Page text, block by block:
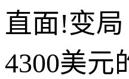
直面!变
4300美元